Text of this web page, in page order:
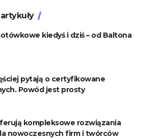
kiedyś i dziś – od Baltona
pytają o certyfikowane
Powód jest prosty
kompleksowe rozwiązania
nowoczesnych firm i twórców